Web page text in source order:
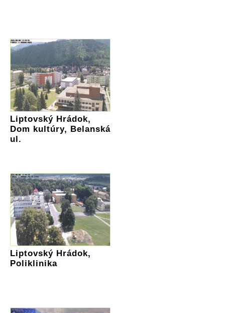
Liptovský Hrádok,
Dom kultúry, Belanská
ul.
Liptovský Hrádok,
Poliklinika